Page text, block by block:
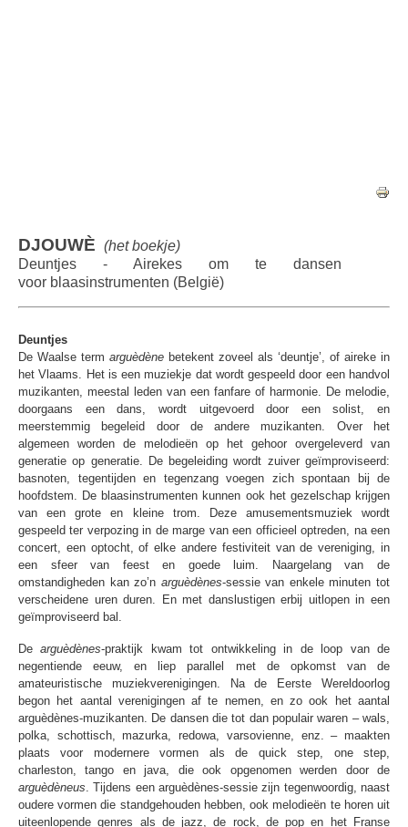
DJOUWÈ (het boekje)
Deuntjes - Airekes om te dansen
voor blaasinstrumenten (België)
Deuntjes
De Waalse term arguèdène betekent zoveel als ‘deuntje’, of aireke in
het Vlaams. Het is een muziekje dat wordt gespeeld door een handvol
muzikanten, meestal leden van een fanfare of harmonie. De melodie,
doorgaans een dans, wordt uitgevoerd door een solist, en
meerstemmig begeleid door de andere muzikanten. Over het
algemeen worden de melodieën op het gehoor overgeleverd van
generatie op generatie. De begeleiding wordt zuiver geïmproviseerd:
basnoten, tegentijden en tegenzang voegen zich spontaan bij de
hoofdstem. De blaasinstrumenten kunnen ook het gezelschap krijgen
van een grote en kleine trom. Deze amusementsmuziek wordt
gespeeld ter verpozing in de marge van een officieel optreden, na een
concert, een optocht, of elke andere festiviteit van de vereniging, in
een sfeer van feest en goede luim. Naargelang van de
omstandigheden kan zo’n arguèdènes-sessie van enkele minuten tot
verscheidene uren duren. En met danslustigen erbij uitlopen in een
geïmproviseerd bal.
Dearguèdènes-praktijk kwam tot ontwikkeling in de loop van de
negentiende eeuw, en liep parallel met de opkomst van de
amateuristische muziekverenigingen. Na de Eerste Wereldoorlog
begon het aantal verenigingen af te nemen, en zo ook het aantal
arguèdènes-muzikanten. De dansen die tot dan populair waren – wals,
polka, schottisch, mazurka, redowa, varsovienne, enz. – maakten
plaats voor modernere vormen als de quick step, one step,
charleston, tango en java, die ook opgenomen werden door de
arguèdèneus. Tijdens een arguèdènes-sessie zijn tegenwoordig, naast
oudere vormen die standgehouden hebben, ook melodieën te horen uit
uiteenlopende genres als de jazz, de rock, de pop en het Franse